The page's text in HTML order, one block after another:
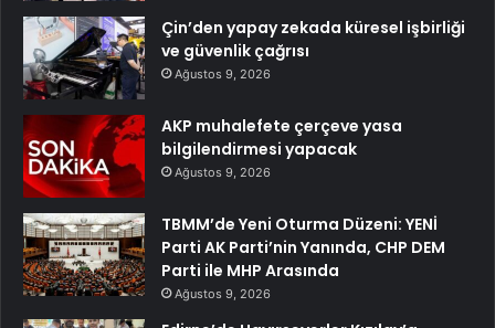
Çin’den yapay zekada küresel işbirliği
ve güvenlik çağrısı
Ağustos 9, 2026
AKP muhalefete çerçeve yasa
bilgilendirmesi yapacak
Ağustos 9, 2026
TBMM’de Yeni Oturma Düzeni: YENİ
Parti AK Parti’nin Yanında, CHP DEM
Parti ile MHP Arasında
Ağustos 9, 2026